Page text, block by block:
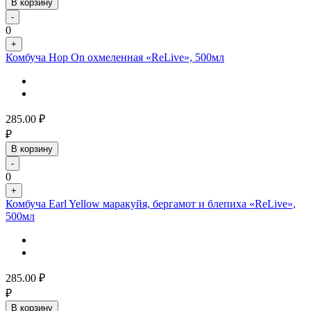
В корзину
-
0
+
Комбуча Hop On охмеленная «ReLive», 500мл
285.00 ₽
₽
В корзину
-
0
+
Комбуча Earl Yellow маракуйя, бергамот и блепиха «ReLive»,
500мл
285.00 ₽
₽
В корзину